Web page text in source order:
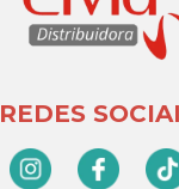
REDES